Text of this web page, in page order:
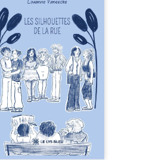
la parole à six
ordinaires,
par des pensées, des
et des silences qui
appartenir à
de nous. À travers
parcours, ce roman invite
un regard différent
celles et ceux qui nous
à deviner ce qui se
derrière les apparences
s’ouvrir au fourmillement
sensible de notre ...